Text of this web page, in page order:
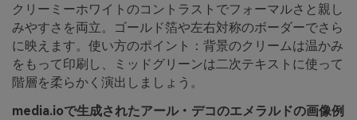
クリーミーホワイトのコントラストでフォーマルさと親し
みやすさを両立。ゴールド箔や左右対称のボーダーでさら
に映えます。使い方のポイント：背景のクリームは温かみ
をもって印刷し、ミッドグリーンは二次テキストに使って
階層を柔らかく演出しましょう。
media.ioで生成されたアール・デコのエメラルドの画像例